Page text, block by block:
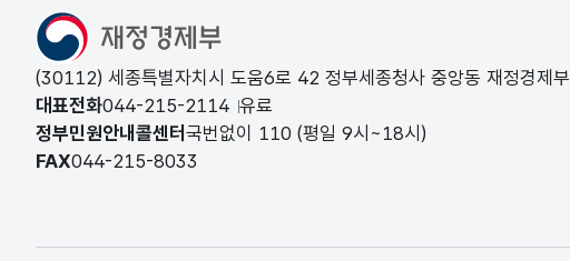
(30112) 세종특별자치시 도움6로 42 정부세종청사 중앙동 재정경제부
대표전화044-215-2114 유료
정부민원안내콜센터 국번없이 110 (평일 9시~18시)
FAX044-215-8033